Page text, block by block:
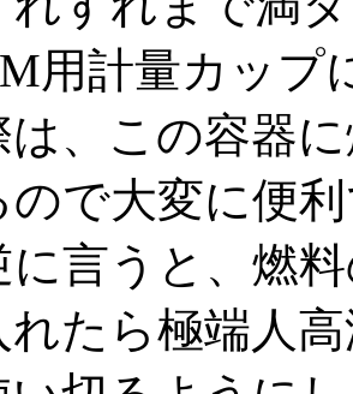
用計量カップ
は、この容器
ので大変に便
に言うと、燃
れたら極端人